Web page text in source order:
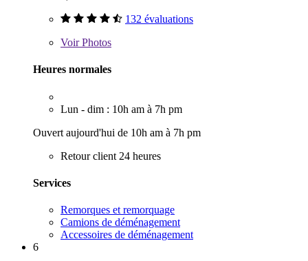
132 évaluations
VoirPhotos
Heures normales
Lun - dim : 10h am à 7h pm
Ouvert aujourd'hui de 10h am à 7h pm
Retour client 24 heures
Services
Remorques et remorquage
Camions de déménagement
Accessoires de déménagement
6